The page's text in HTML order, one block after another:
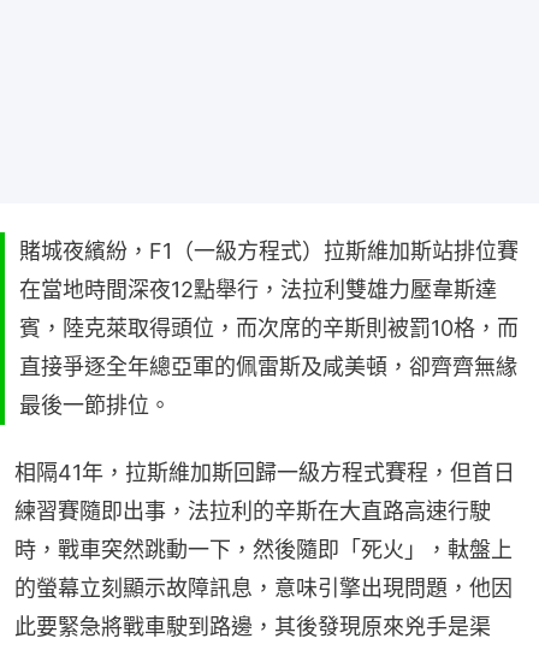
賭城夜繽紛，F1（一級方程式）拉斯維加斯站排位賽
在當地時間深夜12點舉行，法拉利雙雄力壓韋斯達
賓，陸克萊取得頭位，而次席的辛斯則被罰10格，而
直接爭逐全年總亞軍的佩雷斯及咸美頓，卻齊齊無緣
最後一節排位。
相隔41年，拉斯維加斯回歸一級方程式賽程，但首日
練習賽隨即出事，法拉利的辛斯在大直路高速行駛
時，戰車突然跳動一下，然後隨即「死火」，軚盤上
的螢幕立刻顯示故障訊息，意味引擎出現問題，他因
此要緊急將戰車駛到路邊，其後發現原來兇手是渠